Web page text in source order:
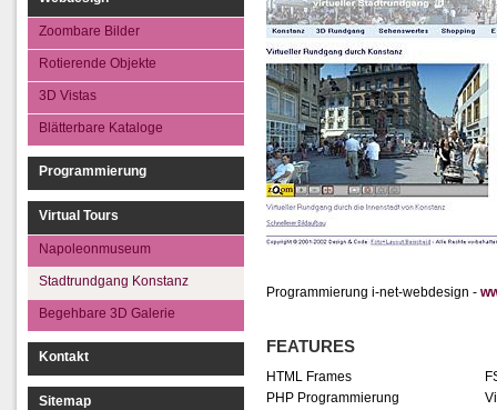
Zoombare Bilder
Rotierende Objekte
3D Vistas
Blätterbare Kataloge
Programmierung
Virtual Tours
Napoleonmuseum
Stadtrundgang Konstanz
Begehbare 3D Galerie
Kontakt
Sitemap
Programmierung i-net-webdesign -
FEATURES
HTML Frames
PHP Programmierung